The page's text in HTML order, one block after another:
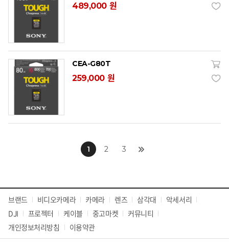
489,000 원
CEA-G80T
259,000 원
1 2 3
브랜드 비디오카메라 카메라 렌즈 삼각대
악세서리
DJI
프로젝터 케이블 중고마켓
커뮤니티
개인정보처리방침
이용약관